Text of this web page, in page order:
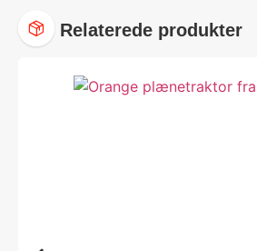
Relaterede produkter